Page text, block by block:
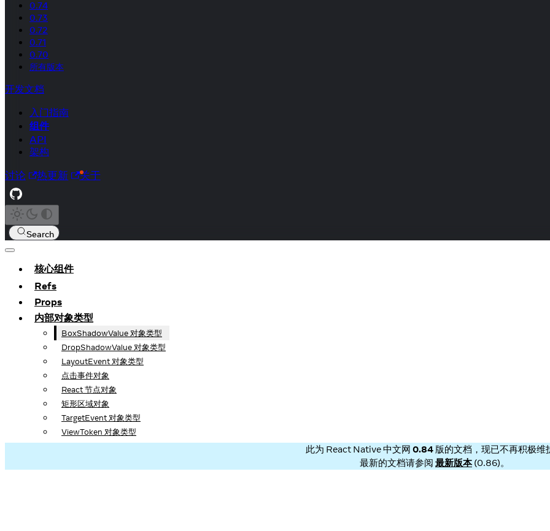
0.74
0.73
0.72
0.71
0.70
所有版本
开发文档
入门指南
组件
API
架构
讨论 热更新 关于
Search
核心组件
Refs
Props
内部对象类型
BoxShadowValue 对象类型
DropShadowValue 对象类型
LayoutEvent 对象类型
点击事件对象
React 节点对象
矩形区域对象
TargetEvent 对象类型
ViewToken 对象类型
此为 React Native 中文网 0.84版的文档，现已不再积极维
最新的文档请参阅 最新版本(0.86)。